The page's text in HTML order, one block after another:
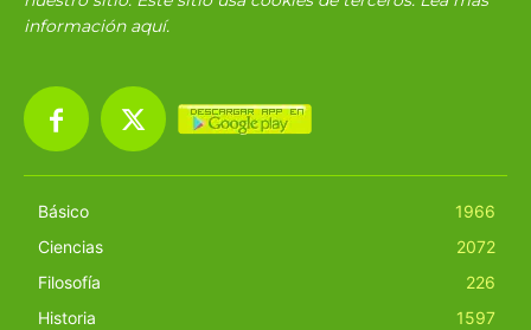
información aquí.
Básico
1966
Ciencias
2072
Filosofía
226
Historia
1597